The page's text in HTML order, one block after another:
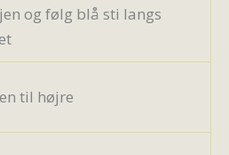
og følg blå sti langs
til højre